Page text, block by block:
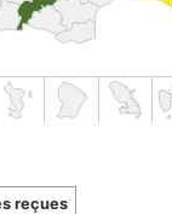
reçues